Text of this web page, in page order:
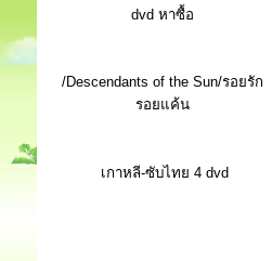
dvd หาซื้อ
/Descendants of the Sun/รอยรัก
รอยแค้น
เกาหลี-ซับไทย 4 dvd